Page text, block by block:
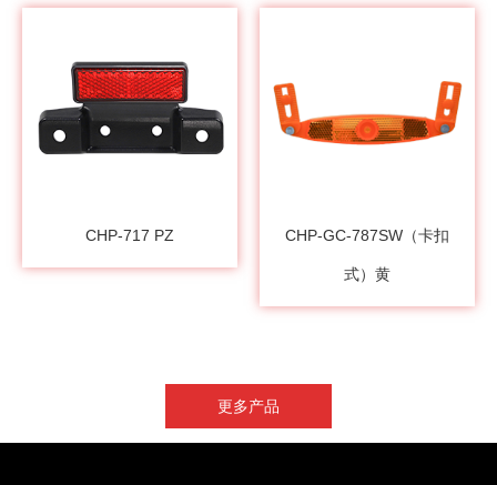
CHP-717 PZ CHP-GC-787SW（卡扣
式）黄
更多产品